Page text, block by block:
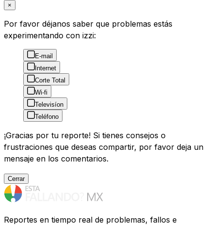
×
Por favor déjanos saber que problemas estás
experimentando con izzi:
E-mail
Internet
Corte Total
Wi-fi
Televisíon
Teléfono
¡Gracias por tu reporte! Si tienes consejos o
frustraciones que deseas compartir, por favor deja un
mensaje en los comentarios.
Cerrar
Reportes en tiempo real de problemas, fallos e